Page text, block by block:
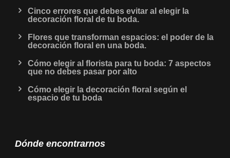
Cinco errores que debes evitar al elegir la
decoración floral de tu boda.
Flores que transforman espacios: el poder de la
decoración floral en una boda.
Cómo elegir al florista para tu boda: 7 aspectos
que no debes pasar por alto
Cómo elegir la decoración floral según el
espacio de tu boda
Dónde encontrarnos